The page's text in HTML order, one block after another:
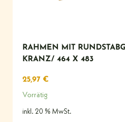
RAHMEN MIT
KRANZ/ 464 X 483
25,97 €
Vorrätig
inkl. 20 % MwSt.